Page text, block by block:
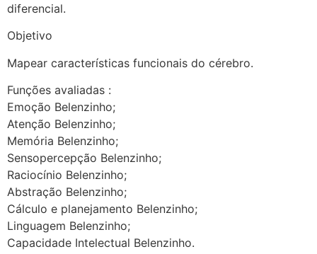
diferencial.
Objetivo
Mapear características funcionais do cérebro.
Funções avaliadas :
Emoção Belenzinho;
Atenção Belenzinho;
Memória Belenzinho;
Sensopercepção Belenzinho;
Raciocínio Belenzinho;
Abstração Belenzinho;
Cálculo e planejamento Belenzinho;
Linguagem Belenzinho;
Capacidade Intelectual Belenzinho.